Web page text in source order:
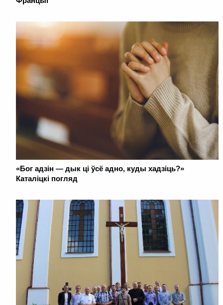
«Бог адзін — дык ці ўсё адно, куды хадзіць?»
Каталіцкі погляд